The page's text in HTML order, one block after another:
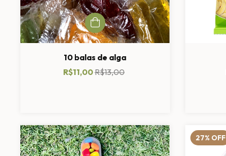
10 balas de alga
R$11,00R$13,00
27% OFF